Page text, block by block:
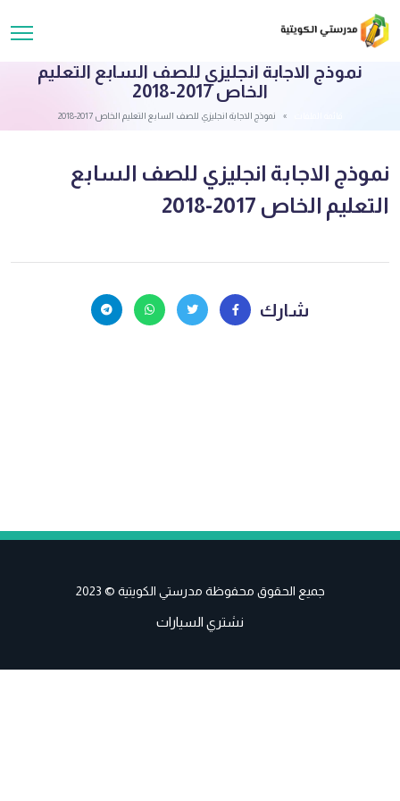
نموذج الاجابة انجليزي للصف السابع التعليم
الخاص 2017-2018
نموذج الاجابة انجليزي للصف السابع التعليم الخاص 2017-2018
نموذج الاجابة انجليزي للصف السابع
التعليم الخاص 2017-2018
شارك
جميع الحقوق محفوظة مدرستي الكويتية © 2023
نشتري السيارات